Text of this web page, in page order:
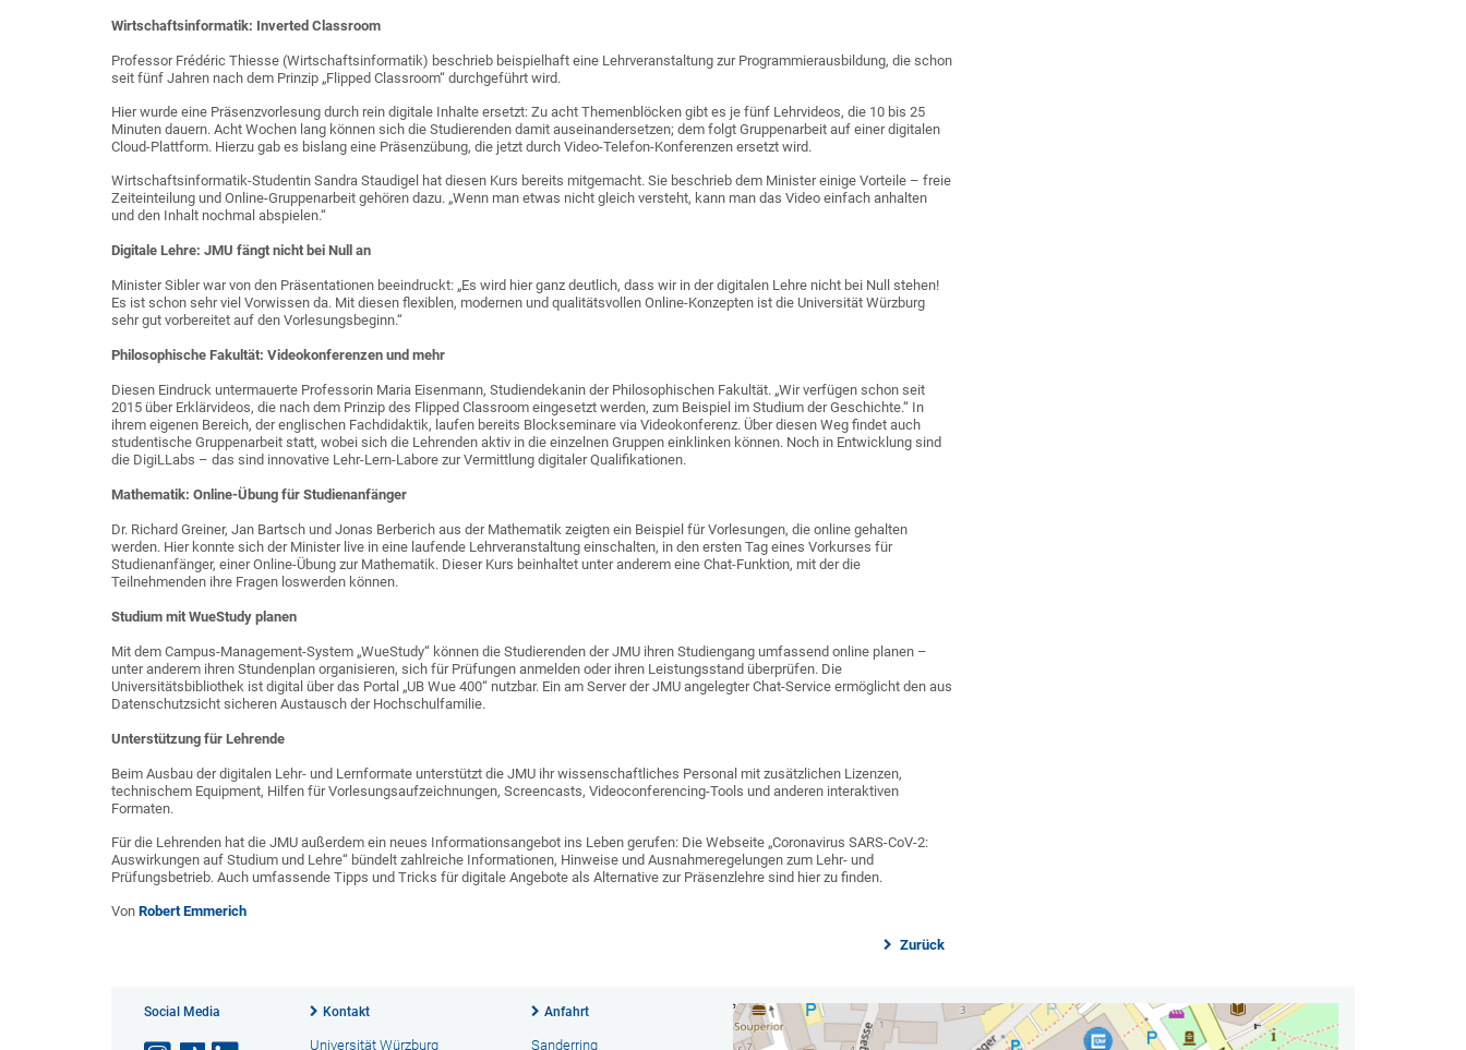
Wirtschaftsinformatik: Inverted Classroom
Professor Frédéric Thiesse (Wirtschaftsinformatik) beschrieb beispielhaft eine Lehrveranstaltung zur Programmierausbildung, die schon
seit fünf Jahren nach dem Prinzip „Flipped Classroom“ durchgeführt wird.
Hier wurde eine Präsenzvorlesung durch rein digitale Inhalte ersetzt: Zu acht Themenblöcken gibt es je fünf Lehrvideos, die 10 bis 25
Minuten dauern. Acht Wochen lang können sich die Studierenden damit auseinandersetzen; dem folgt Gruppenarbeit auf einer digitalen
Cloud-Plattform. Hierzu gab es bislang eine Präsenzübung, die jetzt durch Video-Telefon-Konferenzen ersetzt wird.
Wirtschaftsinformatik-Studentin Sandra Staudigel hat diesen Kurs bereits mitgemacht. Sie beschrieb dem Minister einige Vorteile – freie
Zeiteinteilung und Online-Gruppenarbeit gehören dazu. „Wenn man etwas nicht gleich versteht, kann man das Video einfach anhalten
und den Inhalt nochmal abspielen.“
Digitale Lehre: JMU fängt nicht bei Null an
Minister Sibler war von den Präsentationen beeindruckt: „Es wird hier ganz deutlich, dass wir in der digitalen Lehre nicht bei Null stehen!
Es ist schon sehr viel Vorwissen da. Mit diesen flexiblen, modernen und qualitätsvollen Online-Konzepten ist die Universität Würzburg
sehr gut vorbereitet auf den Vorlesungsbeginn.“
Philosophische Fakultät: Videokonferenzen und mehr
Diesen Eindruck untermauerte Professorin Maria Eisenmann, Studiendekanin der Philosophischen Fakultät. „Wir verfügen schon seit
2015 über Erklärvideos, die nach dem Prinzip des Flipped Classroom eingesetzt werden, zum Beispiel im Studium der Geschichte.“ In
ihrem eigenen Bereich, der englischen Fachdidaktik, laufen bereits Blockseminare via Videokonferenz. Über diesen Weg findet auch
studentische Gruppenarbeit statt, wobei sich die Lehrenden aktiv in die einzelnen Gruppen einklinken können. Noch in Entwicklung sind
die DigiLLabs – das sind innovative Lehr-Lern-Labore zur Vermittlung digitaler Qualifikationen.
Mathematik: Online-Übung für Studienanfänger
Dr. Richard Greiner, Jan Bartsch und Jonas Berberich aus der Mathematik zeigten ein Beispiel für Vorlesungen, die online gehalten
werden. Hier konnte sich der Minister live in eine laufende Lehrveranstaltung einschalten, in den ersten Tag eines Vorkurses für
Studienanfänger, einer Online-Übung zur Mathematik. Dieser Kurs beinhaltet unter anderem eine Chat-Funktion, mit der die
Teilnehmenden ihre Fragen loswerden können.
Studium mit WueStudy planen
Mit dem Campus-Management-System „WueStudy“ können die Studierenden der JMU ihren Studiengang umfassend online planen –
unter anderem ihren Stundenplan organisieren, sich für Prüfungen anmelden oder ihren Leistungsstand überprüfen. Die
Universitätsbibliothek ist digital über das Portal „UB Wue 400“ nutzbar. Ein am Server der JMU angelegter Chat-Service ermöglicht den aus
Datenschutzsicht sicheren Austausch der Hochschulfamilie.
Unterstützung für Lehrende
Beim Ausbau der digitalen Lehr- und Lernformate unterstützt die JMU ihr wissenschaftliches Personal mit zusätzlichen Lizenzen,
technischem Equipment, Hilfen für Vorlesungsaufzeichnungen, Screencasts, Videoconferencing-Tools und anderen interaktiven
Formaten.
Für die Lehrenden hat die JMU außerdem ein neues Informationsangebot ins Leben gerufen: Die Webseite „Coronavirus SARS-CoV-2:
Auswirkungen auf Studium und Lehre“ bündelt zahlreiche Informationen, Hinweise und Ausnahmeregelungen zum Lehr- und
Prüfungsbetrieb. Auch umfassende Tipps und Tricks für digitale Angebote als Alternative zur Präsenzlehre sind hier zu finden.
Von Robert Emmerich
Zurück
Social Media Kontakt
Universität Würzburg
Anfahrt
Sanderring